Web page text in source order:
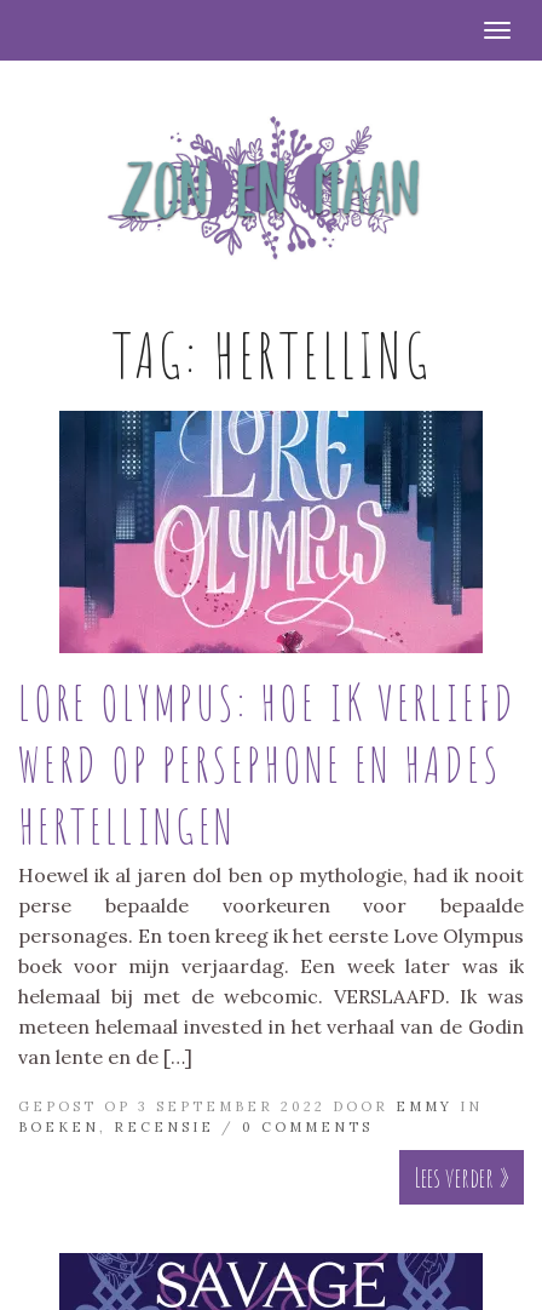
TAG: HERTELLING
LORE OLYMPUS: HOE IK VERLIEFD
WERD OP PERSEPHONE EN HADES
HERTELLINGEN
Hoewel ik al jaren dol ben op mythologie, had ik nooit
perse bepaalde voorkeuren voor bepaalde
personages. En toen kreeg ik het eerste Love Olympus
boek voor mijn verjaardag. Een week later was ik
helemaal bij met de webcomic. VERSLAAFD. Ik was
meteen helemaal invested in het verhaal van de Godin
van lente en de […]
GEPOST OP 3 SEPTEMBER 2022 DOOR EMMY
IN
BOEKEN
RECENSIE / 0 COMMENTS
Lees verder »